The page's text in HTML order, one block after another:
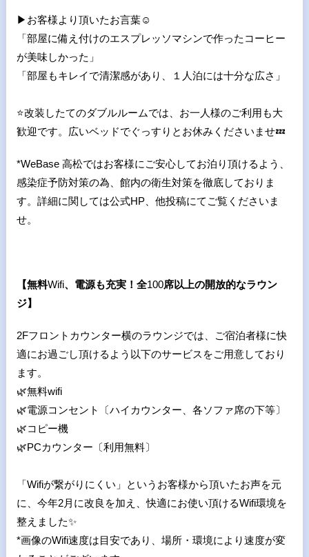
▶ お客様より頂いたお言葉☺️
「部屋に備え付けのエスプレッソマシンで作ったコーヒー
が美味しかった」
「部屋もキレイで清潔感があり、１人泊には十分な広さ」
⭐改装したてのダブルルームでは、お一人様のご利用も大
歓迎です。広いベッドでぐっすりとお休みくださいませ💤
*WeBase 高松ではお客様にご安心してお泊り頂けるよう、
感染症予防対策の為、館内の衛生対策を徹底しておりま
す。詳細に関しては公式HP、他投稿にてご覧くださいま
せ。
【無料Wifi、電源も充実！全100席以上の開放的なラウン
ジ】
2Fフロントカウンター横のラウンジでは、ご宿泊者様に快
適にお過ごし頂けるよう以下のサービスをご用意しており
ます。
🌿無料wifi
🌿電源コンセント〔ハイカウンター、各ソファ席の下等〕
🌿コピー機
🌿PCカウンター〔利用無料〕
「Wifiが繋がりにくい」というお客様から頂いたお声を元
に、今年2月に改良を加え、快適にお使い頂けるWifi環境を
整えました✨
*画像のWifi速度は目安であり、場所・環境により速度が変